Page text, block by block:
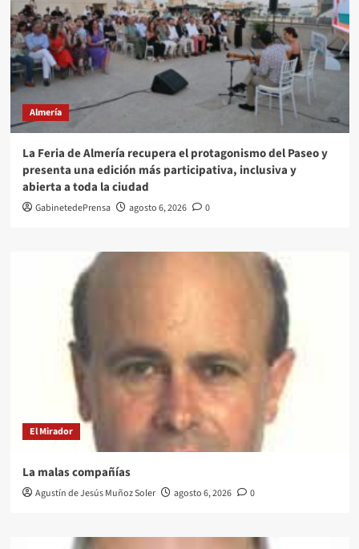
Almería
La Feria de Almería recupera el protagonismo del Paseo y
presenta una edición más participativa, inclusiva y
abierta a toda la ciudad
GabinetedePrensa agosto 6, 2026 0
El Mirador
La malas compañías
Agustín de Jesús Muñoz Soler agosto 6, 2026 0